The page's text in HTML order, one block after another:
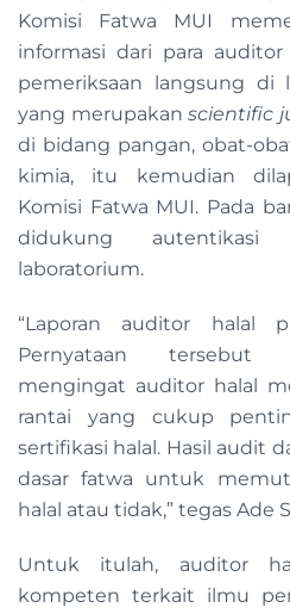
Komisi Fatwa MUI
informasi dari para
pemeriksaan langsung di
yang merupakanscientific
di bidang pangan, obat-
kimia, itu kemudian
Komisi Fatwa MUI. Pada
didukung autentikasi
laboratorium.
“Laporan auditor halal
Pernyataan tersebut
mengingat auditor halal
rantai yang cukup
sertifikasi halal. Hasil audit
dasar fatwa untuk
halal atau tidak,” tegas Ade
Untuk itulah, auditor
kompeten terkait ilmu